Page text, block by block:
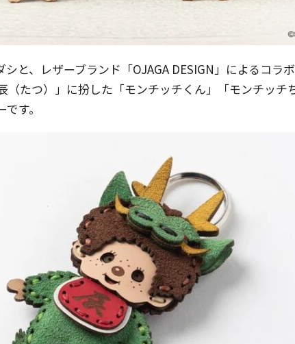
と、レザーブランド「OJAGA DESIGN」によるコラ
（たつ）」に扮した「モンチッチくん」「モンチッチ
す。